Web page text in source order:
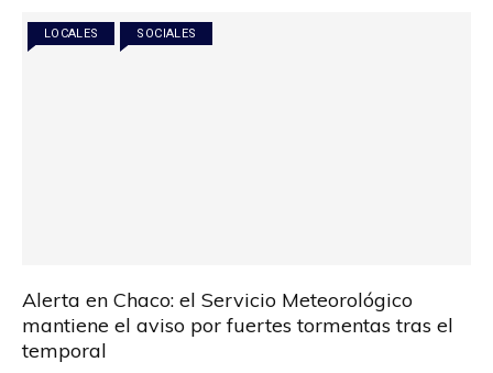
o
k
p
p
LOCALES SOCIALES
Alerta en Chaco: el Servicio Meteorológico
mantiene el aviso por fuertes tormentas tras el
temporal